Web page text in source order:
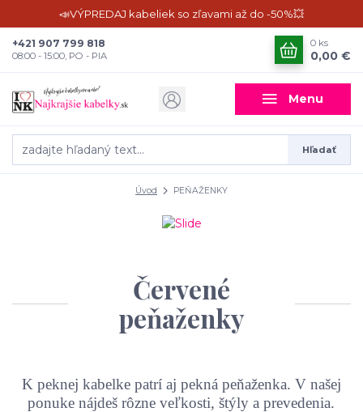
📣VÝPREDAJ kabeliek so zľavami až do -50%💥
Menu
Hľadať
+421 907 799 818
08:00 - 15:00, PO - PIA
0 ks
0,00 €
Úvod PEŇAŽENKY
Červené
peňaženky
K peknej kabelke patrí aj pekná peňaženka. V našej
ponuke nájdeš rôzne veľkosti, štýly a prevedenia.